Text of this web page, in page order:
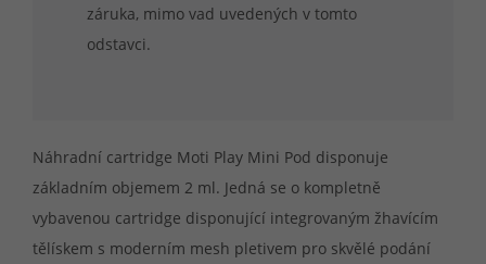
záruka, mimo vad uvedených v tomto
odstavci.
Náhradní cartridge Moti Play Mini Pod disponuje
základním objemem 2 ml. Jedná se o kompletně
vybavenou cartridge disponující integrovaným žhavícím
tělískem s moderním mesh pletivem pro skvělé podání